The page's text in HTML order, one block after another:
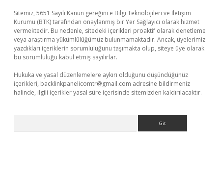
Sitemiz, 5651 Sayılı Kanun gereğince Bilgi Teknolojileri ve İletişim
Kurumu (BTK) tarafından onaylanmış bir Yer Sağlayıcı olarak hizmet
vermektedir. Bu nedenle, sitedeki içerikleri proaktif olarak denetleme
veya araştırma yükümlülüğümüz bulunmamaktadır. Ancak, üyelerimiz
yazdıkları içeriklerin sorumluluğunu taşımakta olup, siteye üye olarak
bu sorumluluğu kabul etmiş sayılırlar.
Hukuka ve yasal düzenlemelere aykırı olduğunu düşündüğünüz
içerikleri, backlinkpanelicomtr@gmail.com adresine bildirmeniz
halinde, ilgili içerikler yasal süre içerisinde sitemizden kaldırılacaktır.